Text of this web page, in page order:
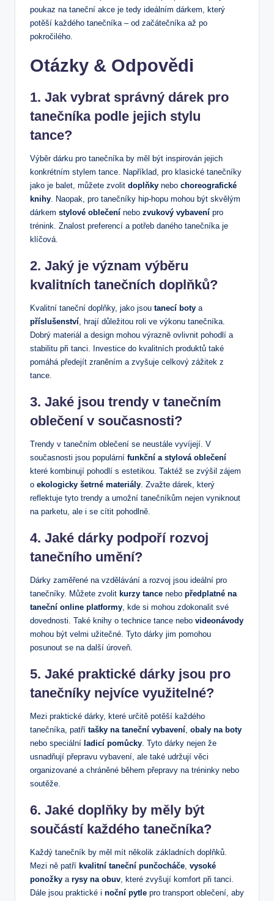
poukaz na taneční akce je tedy ideálním dárkem, který
potěší každého tanečníka – od začátečníka až po
pokročilého.
Otázky & Odpovědi
1. Jak vybrat správný dárek pro
tanečníka podle jejich stylu
tance?
Výběr dárku pro tanečníka by měl být inspirován jejich
konkrétním stylem tance. Například, pro klasické tanečníky
jako je balet, můžete zvolit doplňky nebo choreografické
knihy. Naopak, pro tanečníky hip-hopu mohou být skvělým
dárkem stylové oblečení nebo zvukový vybavení pro
trénink. Znalost preferencí a potřeb daného tanečníka je
klíčová.
2. Jaký je význam výběru
kvalitních tanečních doplňků?
Kvalitní taneční doplňky, jako jsou tanecí boty a
příslušenství, hrají důležitou roli ve výkonu tanečníka.
Dobrý materiál a design mohou výrazně ovlivnit pohodlí a
stabilitu při tanci. Investice do kvalitních produktů také
pomáhá předejít zraněním a zvyšuje celkový zážitek z
tance.
3. Jaké jsou trendy v tanečním
oblečení v současnosti?
Trendy v tanečním oblečení se neustále vyvíjejí. V
současnosti jsou populární funkční a stylová oblečení
které kombinují pohodlí s estetikou. Taktéž se zvýšil zájem
o ekologicky šetrné materiály. Zvažte dárek, který
reflektuje tyto trendy a umožní tanečníkům nejen vyniknout
na parketu, ale i se cítit pohodlně.
4. Jaké dárky podpoří rozvoj
tanečního umění?
Dárky zaměřené na vzdělávání a rozvoj jsou ideální pro
tanečníky. Můžete zvolit kurzy tance nebo předplatné na
taneční online platformy, kde si mohou zdokonalit své
dovednosti. Také knihy o technice tance nebo videonávody
mohou být velmi užitečné. Tyto dárky jim pomohou
posunout se na další úroveň.
5. Jaké praktické dárky jsou pro
tanečníky nejvíce využitelné?
Mezi praktické dárky, které určitě potěší každého
tanečníka, patří tašky na taneční vybavení, obaly na boty
nebo speciální ladicí pomůcky. Tyto dárky nejen že
usnadňují přepravu vybavení, ale také udržují věci
organizované a chráněné během přepravy na tréninky nebo
soutěže.
6. Jaké doplňky by měly být
součástí každého tanečníka?
Každý tanečník by měl mít několik základních doplňků.
Mezi ně patří kvalitní taneční punčocháče, vysoké
ponožky a rysy na obuv, které zvyšují komfort při tanci.
Dále jsou praktické i noční pytle pro transport oblečení, aby